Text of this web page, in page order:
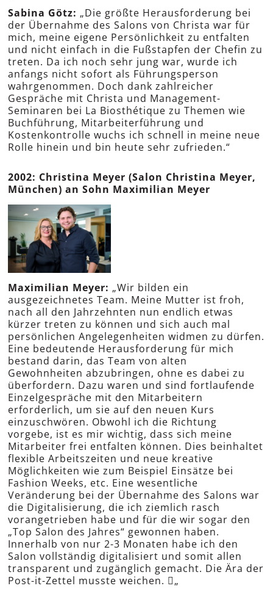
Sabina Götz: „Die größte Herausforderung bei
der Übernahme des Salons von Christa war für
mich, meine eigene Persönlichkeit zu entfalten
und nicht einfach in die Fußstapfen der Chefin zu
treten. Da ich noch sehr jung war, wurde ich
anfangs nicht sofort als Führungsperson
wahrgenommen. Doch dank zahlreicher
Gespräche mit Christa und Management-
Seminaren bei La Biosthétique zu Themen wie
Buchführung, Mitarbeiterführung und
Kostenkontrolle wuchs ich schnell in meine neue
Rolle hinein und bin heute sehr zufrieden.“
2002: Christina Meyer (Salon Christina Meyer,
München) an Sohn Maximilian Meyer
Maximilian Meyer: „Wir bilden ein
ausgezeichnetes Team. Meine Mutter ist froh,
nach all den Jahrzehnten nun endlich etwas
kürzer treten zu können und sich auch mal
persönlichen Angelegenheiten widmen zu dürfen.
Eine bedeutende Herausforderung für mich
bestand darin, das Team von alten
Gewohnheiten abzubringen, ohne es dabei zu
überfordern. Dazu waren und sind fortlaufende
Einzelgespräche mit den Mitarbeitern
erforderlich, um sie auf den neuen Kurs
einzuschwören. Obwohl ich die Richtung
vorgebe, ist es mir wichtig, dass sich meine
Mitarbeiter frei entfalten können. Dies beinhaltet
flexible Arbeitszeiten und neue kreative
Möglichkeiten wie zum Beispiel Einsätze bei
Fashion Weeks, etc. Eine wesentliche
Veränderung bei der Übernahme des Salons war
die Digitalisierung, die ich ziemlich rasch
vorangetrieben habe und für die wir sogar den
„Top Salon des Jahres“ gewonnen haben.
Innerhalb von nur 2-3 Monaten habe ich den
Salon vollständig digitalisiert und somit allen
transparent und zugänglich gemacht. Die Ära der
Post-it-Zettel musste weichen. „